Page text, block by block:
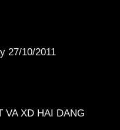
27/10/2011
VA XD HAI DANG